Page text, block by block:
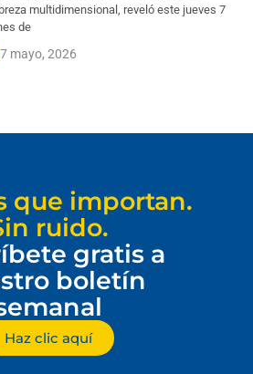
multidimensional, reveló este jueves 7
de
7 mayo, 2026
que importan.
ruido.
gratis a
boletín
Haz clic aquí